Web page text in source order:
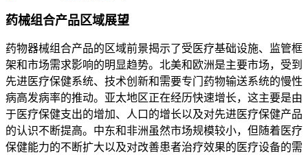
药械组合产品区域展望
药物器械组合产品的区域前景揭示了受医疗基础设施、监管框
架和市场需求影响的明显趋势。北美和欧洲是主要市场，受到
先进医疗保健系统、技术创新和需要专门药物输送系统的慢性
病高发病率的推动。亚太地区正在经历快速增长，这主要是由
于医疗保健支出的增加、人口的增长以及对先进医疗保健产品
的认识不断提高。中东和非洲虽然市场规模较小，但随着医疗
保健能力的不断扩大以及对改善患者治疗效果的医疗设备的需